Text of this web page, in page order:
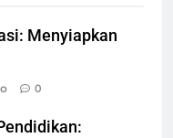
Menyiapkan
0